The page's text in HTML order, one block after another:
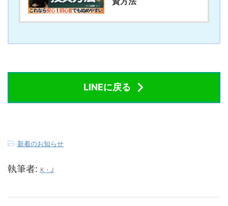
LINEに戻る
-新着のお知らせ
執筆者: K・J